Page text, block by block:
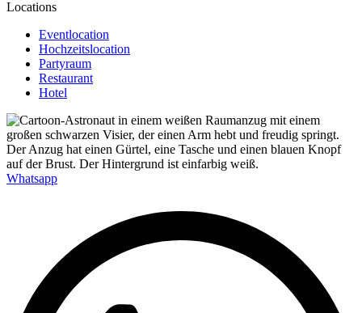
Locations
Eventlocation
Hochzeitslocation
Partyraum
Restaurant
Hotel
Whatsapp